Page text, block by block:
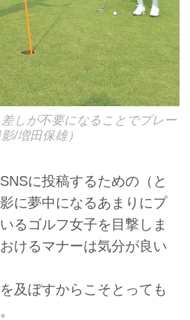
しが不要になることでプレー
/増田保雄）
に投稿するための（と
に夢中になるあまりにプ
るゴルフ女子を目撃しま
けるマナーは気分が良い
及ぼすからこそとっても